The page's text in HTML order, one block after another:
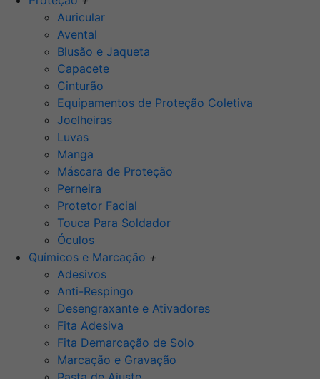
Auricular
Avental
Blusão e Jaqueta
Capacete
Cinturão
Equipamentos de Proteção Coletiva
Joelheiras
Luvas
Manga
Máscara de Proteção
Perneira
Protetor Facial
Touca Para Soldador
Óculos
Químicos e Marcação +
Adesivos
Anti-Respingo
Desengraxante e Ativadores
Fita Adesiva
Fita Demarcação de Solo
Marcação e Gravação